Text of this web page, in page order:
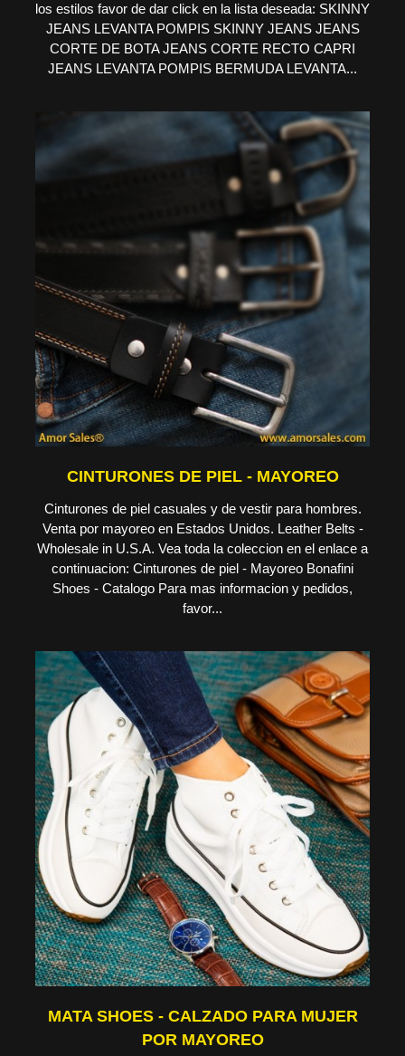
los estilos favor de dar click en la lista deseada: SKINNY
JEANS LEVANTA POMPIS SKINNY JEANS JEANS
CORTE DE BOTA JEANS CORTE RECTO CAPRI
JEANS LEVANTA POMPIS BERMUDA LEVANTA...
CINTURONES DE PIEL - MAYOREO
Cinturones de piel casuales y de vestir para hombres.
Venta por mayoreo en Estados Unidos. Leather Belts -
Wholesale in U.S.A. Vea toda la coleccion en el enlace a
continuacion: Cinturones de piel - Mayoreo Bonafini
Shoes - Catalogo Para mas informacion y pedidos,
favor...
MATA SHOES - CALZADO PARA MUJER
POR MAYOREO